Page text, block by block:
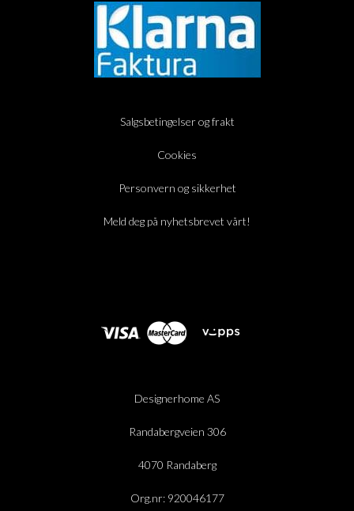
Salgsbetingelser og frakt
Cookies
Personvern og sikkerhet
Meld deg på nyhetsbrevet vårt!
Designerhome AS
Randabergveien 306
4070 Randaberg
Org.nr: 920046177